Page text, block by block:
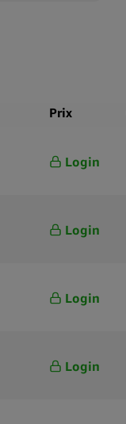
Prix
Login
Login
Login
Login